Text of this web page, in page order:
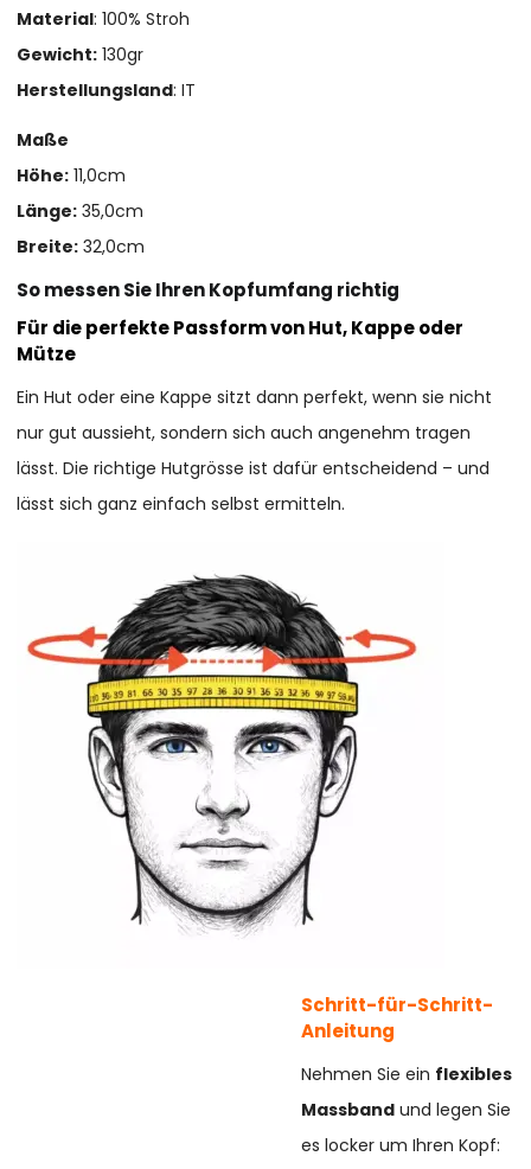
Material: 100% Stroh
Gewicht: 130gr
Herstellungsland: IT
Maße
Höhe: 11,0cm
Länge: 35,0cm
Breite: 32,0cm
So messen Sie Ihren Kopfumfang richtig
Für die perfekte Passform von Hut, Kappe oder
Mütze
Ein Hut oder eine Kappe sitzt dann perfekt, wenn sie nicht
nur gut aussieht, sondern sich auch angenehm tragen
lässt. Die richtige Hutgrösse ist dafür entscheidend – und
lässt sich ganz einfach selbst ermitteln.
Schritt-für-Schritt-
Anleitung
Nehmen Sie ein flexibles
Massband und legen Sie
es locker um Ihren Kopf: